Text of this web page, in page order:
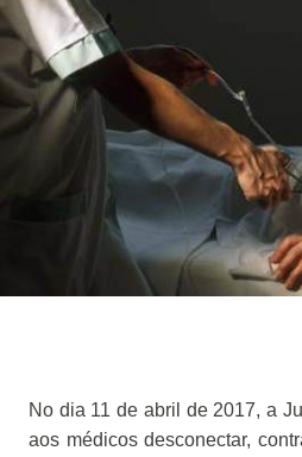
No dia 11 de abril de 2017, a
aos médicos desconectar,